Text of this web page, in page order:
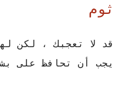
ثوم
قد لا تعجبك ، لكن
يجب أن تحافظ على